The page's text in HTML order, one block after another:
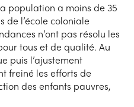
population a moins de 35
de l’école coloniale
n’ont pas résolu les
tous et de qualité. Au
puis l’ajustement
freiné les efforts de
des enfants pauvres,